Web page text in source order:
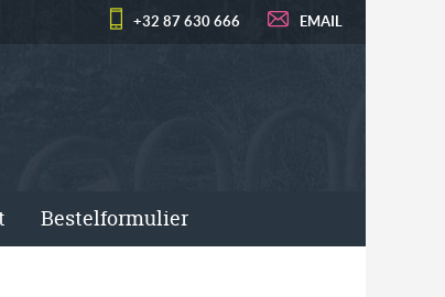
+32 87 630 666 EMAIL
Bestelformulier